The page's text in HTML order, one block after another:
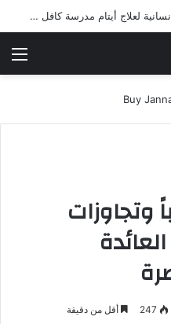
شرطة ميسان تلقي القبض على مطلقي العيارات النارية أثناء تشييع جنائزي في العمارة
وتجاوزات
247 أقل من دقيقة